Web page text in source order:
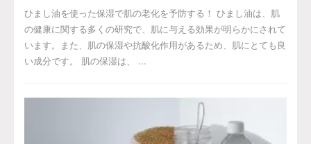
ひまし油を使った保湿で肌の老化を予防する！ ひまし油は、肌
の健康に関する多くの研究で、肌に与える効果が明らかにされて
います。また、肌の保湿や抗酸化作用があるため、肌にとても良
い成分です。 肌の保湿は、 ...